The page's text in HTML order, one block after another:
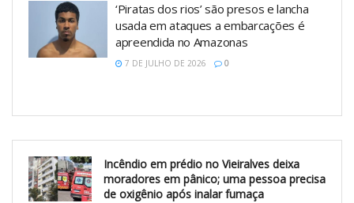
‘Piratas dos rios’ são presos e lancha
usada em ataques a embarcações é
apreendida no Amazonas
7 DE JULHO DE 2026 0
Incêndio em prédio no Vieiralves deixa
moradores em pânico; uma pessoa precisa
de oxigênio após inalar fumaça